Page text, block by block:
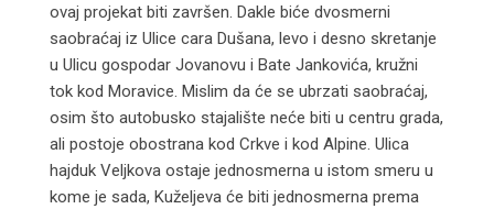
ovaj projekat biti završen. Dakle biće dvosmerni
saobraćaj iz Ulice cara Dušana, levo i desno skretanje
u Ulicu gospodar Jovanovu i Bate Jankovića, kružni
tok kod Moravice. Mislim da će se ubrzati saobraćaj,
osim što autobusko stajalište neće biti u centru grada,
ali postoje obostrana kod Crkve i kod Alpine. Ulica
hajduk Veljkova ostaje jednosmerna u istom smeru u
kome je sada, Kuželjeva će biti jednosmerna prema